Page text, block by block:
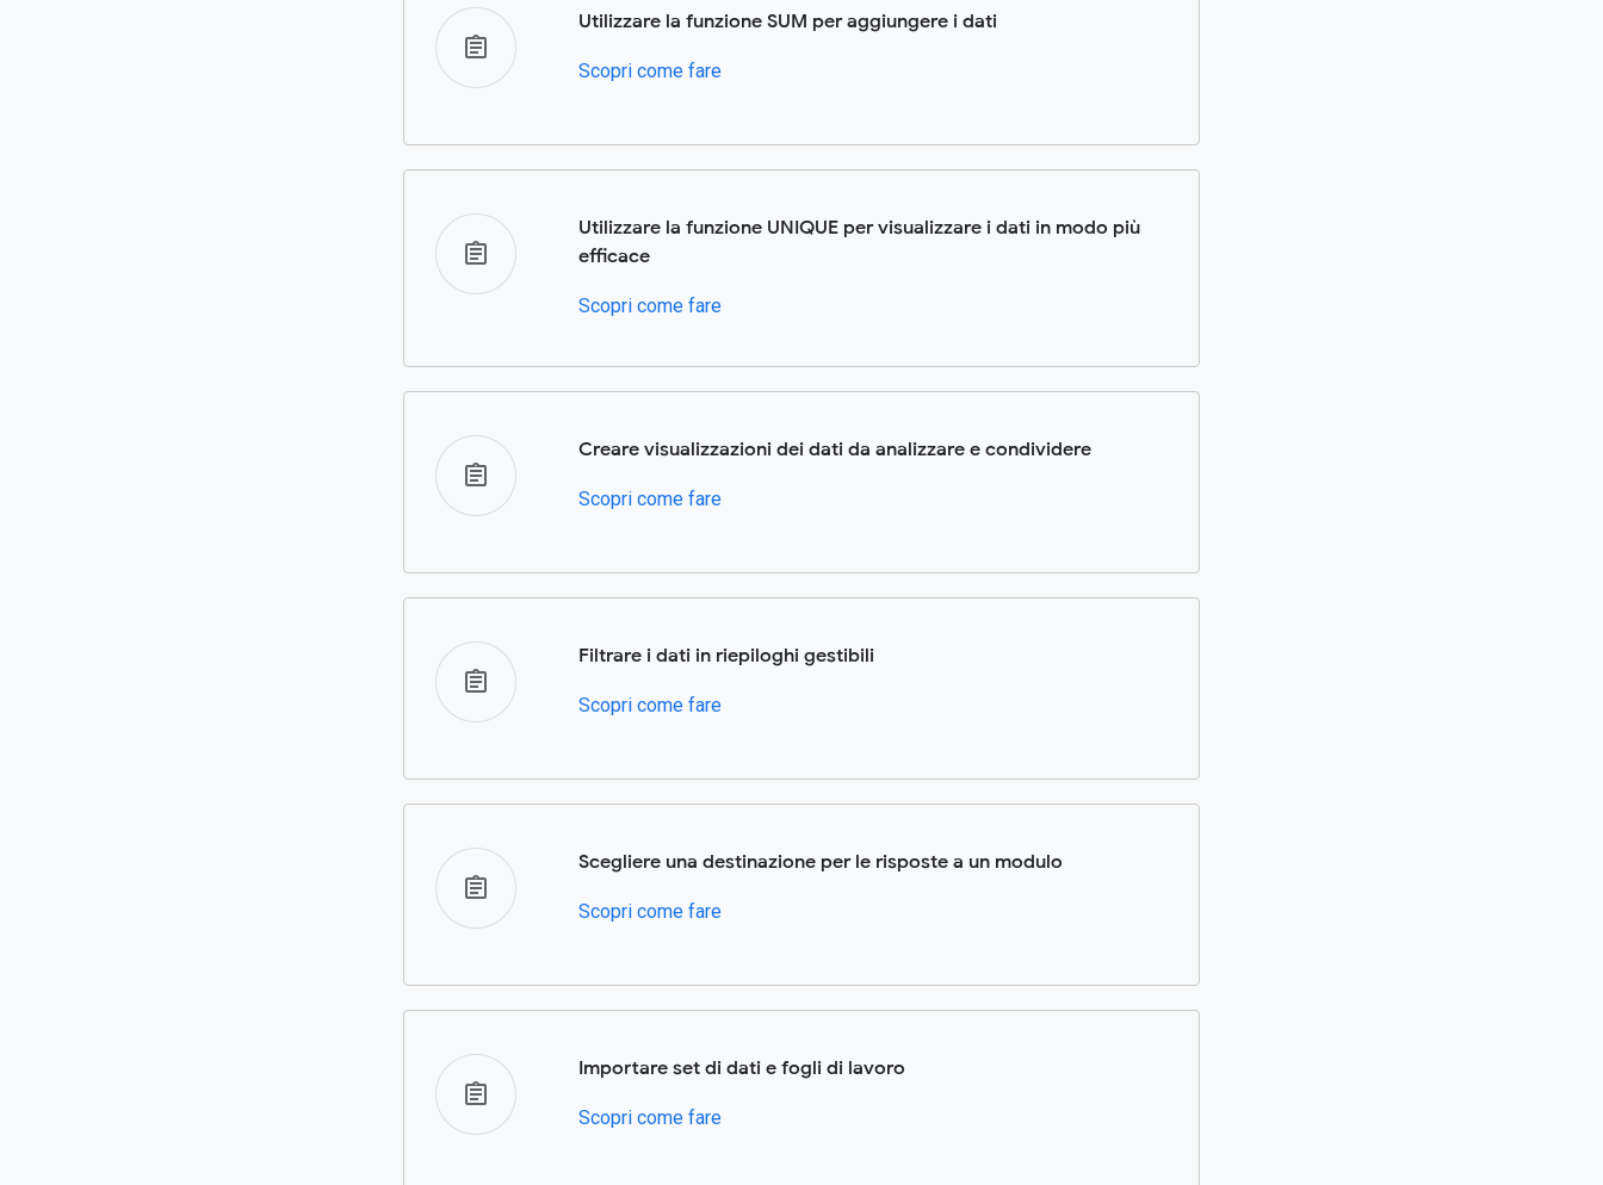
Utilizzare la funzione SUM per aggiungere i dati
Scopri come fare
Utilizzare la funzione UNIQUE per visualizzare i dati in modo più
efficace
Scopri come fare
Creare visualizzazioni dei dati da analizzare e condividere
Scopri come fare
Filtrare i dati in riepiloghi gestibili
Scopri come fare
Scegliere una destinazione per le risposte a un modulo
Scopri come fare
Importare set di dati e fogli di lavoro
Scopri come fare